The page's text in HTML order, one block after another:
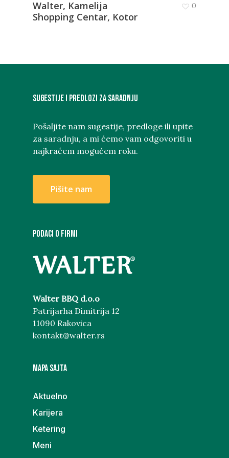
Walter, Kamelija
Shopping Centar, Kotor
0
Sugestije i predlozi za saradnju
Pošaljite nam sugestije, predloge ili upite
za saradnju, a mi ćemo vam odgovoriti u
najkraćem mogućem roku.
Pišite nam
PODACI O FIRMI
Walter BBQ d.o.o
Patrijarha Dimitrija 12
11090 Rakovica
kontakt@walter.rs
MAPA SAJTA
Aktuelno
Karijera
Ketering
Meni